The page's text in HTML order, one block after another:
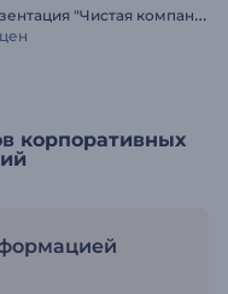
П
резентация "Чистая компания"
корпоративных